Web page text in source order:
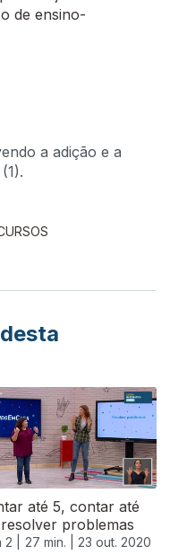
de ensino-
a adição e a
até 5, contar até
problemas
| 27 min. | 23 out. 2020